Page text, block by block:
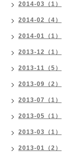
2014-03（1）
2014-02（4）
2014-01（1）
2013-12（1）
2013-11（5）
2013-09（2）
2013-07（1）
2013-05（1）
2013-03（1）
2013-01（2）